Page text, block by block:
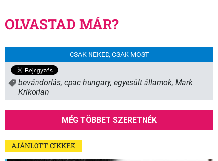
OLVASTAD MÁR?
CSAK NEKED, CSAK MOST
bevándorlás, cpac hungary, egyesült államok, Mark
Krikorian
MÉG TÖBBET SZERETNÉK
AJÁNLOTT CIKKEK